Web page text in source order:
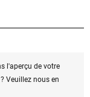
l'aperçu de votre
Veuillez nous en